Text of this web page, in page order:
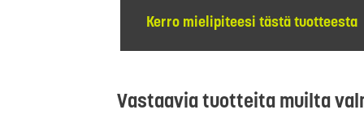
Kerro mielipiteesi tästä tuotteesta
Vastaavia tuotteita muilta